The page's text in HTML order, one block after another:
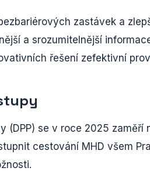
zastávek a
a srozumitelnější
řešení zefektivní
(DPP) se v roce 2025
cestování MHD všem